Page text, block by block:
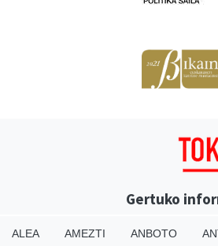
Gertuko
ALEA AMEZTI ANBOTO